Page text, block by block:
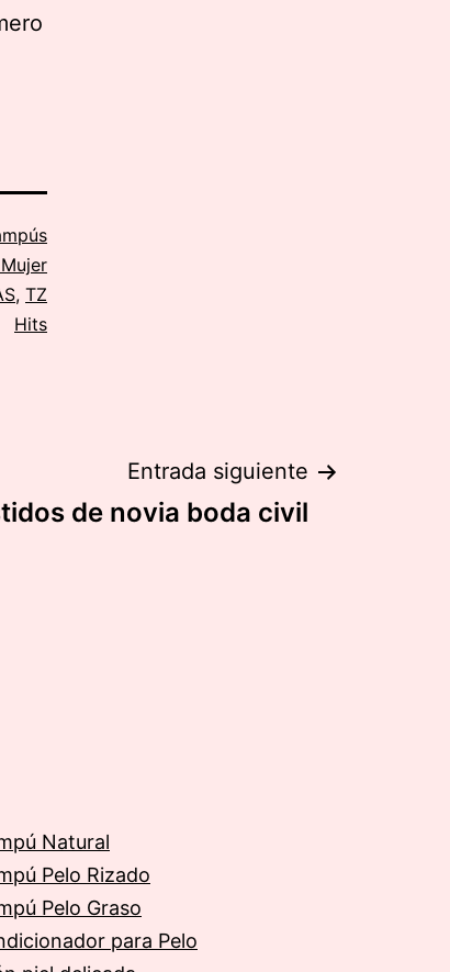
, TZ
Hits
Entrada siguiente
de novia boda civil
Natural
Pelo Rizado
Pelo Graso
para Pelo